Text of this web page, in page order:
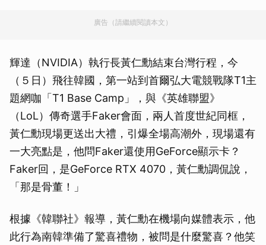
廣告（請繼續閱讀本文）
輝達（NVIDIA）執行長黃仁勳結束台灣行程，今
（５日）飛往韓國，第一站到首爾弘大電競戰隊T1主
題網咖「T1 Base Camp」，與《英雄聯盟》
（LoL）傳奇選手Faker會面，兩人首度世紀同框，
黃仁勳現場更送出大禮，引爆全場高潮外，現場還有
一大亮點是，他問Faker還使用GeForce顯示卡？
Faker回，是GeForce RTX 4070，黃仁勳調侃說，
「那是骨董！」
根據《韓聯社》報導，黃仁勳在機場向媒體表示，他
此行為南韓準備了驚喜禮物，被問是什麼驚喜？他笑